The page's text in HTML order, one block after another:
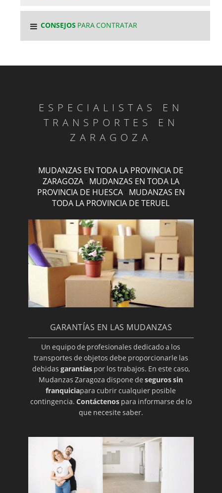
CONSEJOS PARA CONTRATAR
ESPECIALISTAS EN
TRANSPORTES EN
ZARAGOZA
MUDANZAS EN TODA LA PROVINCIA DE
ZARAGOZA· MUDANZAS EN TODA LA
PROVINCIA DE HUESCA· MUDANZAS EN
TODA LA PROVINCIA DE TERUEL
GARANTÍAS EN LAS MUDANZAS
Un equipo de profesionales dedicado a los
transportes de objetos debe proporcionarle las
debidas garantíaspor los trabajos. En este caso,
Mudanzas Zaragoza dispone deseguros sin
franquiciapara cubrir cualquier posible
contingencia. Contáctenospara informarse de lo
que necesite saber.